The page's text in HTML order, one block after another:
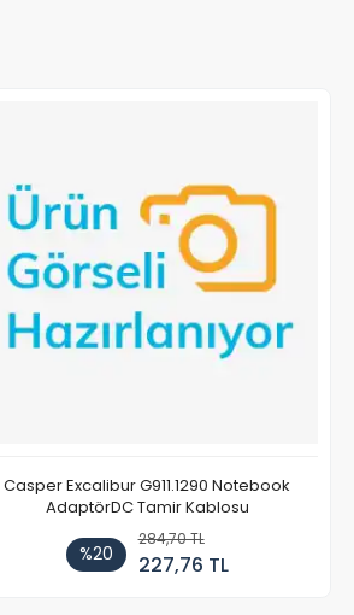
Casper Excalibur G911.1290 Notebook
AdaptörDC Tamir Kablosu
%20
284,70 TL
227,76 TL